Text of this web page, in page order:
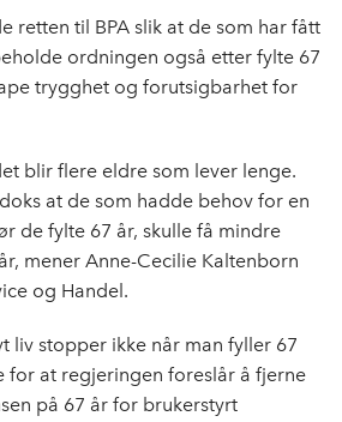
e
b
o
o
k
e
d
o
s
t
retten til BPA slik at de som har fått
ordningen også etter fylte 67
trygghet og forutsigbarhet for
blir flere eldre som lever lenge.
at de som hadde behov for en
de fylte 67 år, skulle få mindre
mener Anne-Cecilie Kaltenborn
og Handel.
liv stopper ikke når man fyller 67
for at regjeringen foreslår å fjerne
på 67 år for brukerstyrt